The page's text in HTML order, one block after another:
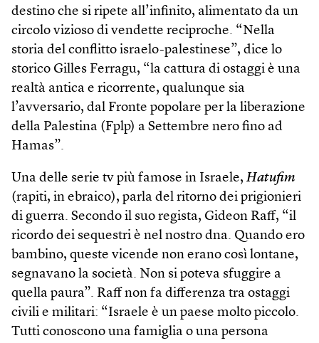
destino che si ripete all’infinito, alimentato da un
circolo vizioso di vendette reciproche. “Nella
storia del conflitto israelo-palestinese”, dice lo
storico Gilles Ferragu, “la cattura di ostaggi è una
realtà antica e ricorrente, qualunque sia
l’avversario, dal Fronte popolare per la liberazione
della Palestina (Fplp) a Settembre nero fino ad
Hamas”.
Una delle serie tv più famose in Israele, Hatufim
(rapiti, in ebraico), parla del ritorno dei prigionieri
di guerra. Secondo il suo regista, Gideon Raff, “il
ricordo dei sequestri è nel nostro dna. Quando ero
bambino, queste vicende non erano così lontane,
segnavano la società. Non si poteva sfuggire a
quella paura”. Raff non fa differenza tra ostaggi
civili e militari: “Israele è un paese molto piccolo.
Tutti conoscono una famiglia o una persona